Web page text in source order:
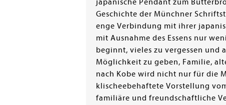
japanische Pendant zum
Geschichte der Münchner
enge Verbindung mit ihrer
mit Ausnahme des Essens nur
beginnt, vieles zu vergessen und
Möglichkeit zu geben, Familie,
nach Kobe wird nicht nur für die
klischeebehaftete Vorstellung
familiäre und freundschaftliche